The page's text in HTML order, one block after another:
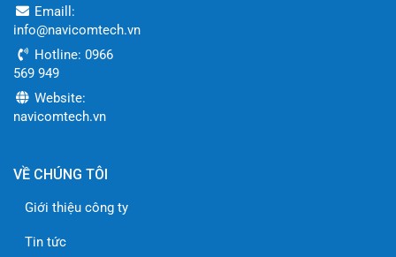
Emaill:
info@navicomtech.vn
Hotline: 0966
569 949
Website:
navicomtech.vn
VỀ CHÚNG TÔI
Giới thiệu công ty
Tin tức